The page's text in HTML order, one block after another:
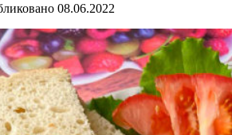
08.06.2022